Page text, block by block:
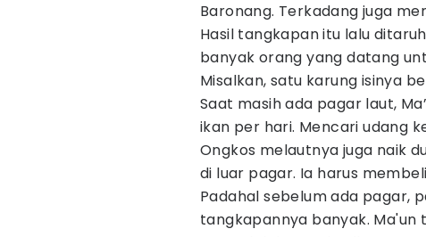
Baronang. Terkadang juga
Hasil tangkapan itu lalu
banyak orang yang datang
Misalkan, satu karung isinya
Saat masih ada pagar laut,
ikan per hari. Mencari udang
Ongkos melautnya juga naik
di luar pagar. Ia harus
Padahal sebelum ada pagar,
tangkapannya banyak. Ma'un